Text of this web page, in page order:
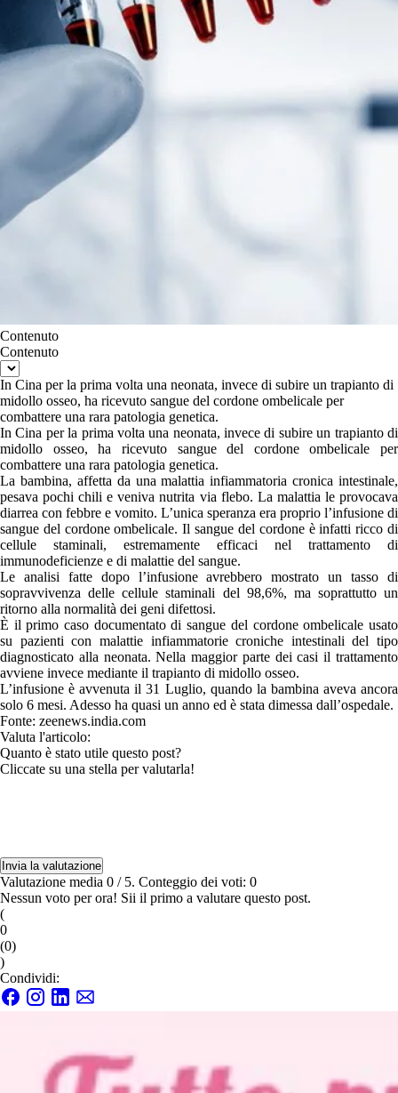
Contenuto
Contenuto
In Cina per la prima volta una neonata, invece di subire un trapianto di
midollo osseo, ha ricevuto sangue del cordone ombelicale per
combattere una rara patologia genetica.
In Cina per la prima volta una neonata, invece di subire un trapianto di
midollo osseo, ha ricevuto sangue del cordone ombelicale per
combattere una rara patologia genetica.
La bambina, affetta da una malattia infiammatoria cronica intestinale,
pesava pochi chili e veniva nutrita via flebo. La malattia le provocava
diarrea con febbre e vomito. L’unica speranza era proprio l’infusione di
sangue del cordone ombelicale. Il sangue del cordone è infatti ricco di
cellule staminali, estremamente efficaci nel trattamento di
immunodeficienze e di malattie del sangue.
Le analisi fatte dopo l’infusione avrebbero mostrato un tasso di
sopravvivenza delle cellule staminali del 98,6%, ma soprattutto un
ritorno alla normalità dei geni difettosi.
È il primo caso documentato di sangue del cordone ombelicale usato
su pazienti con malattie infiammatorie croniche intestinali del tipo
diagnosticato alla neonata. Nella maggior parte dei casi il trattamento
avviene invece mediante il trapianto di midollo osseo.
L’infusione è avvenuta il 31 Luglio, quando la bambina aveva ancora
solo 6 mesi. Adesso ha quasi un anno ed è stata dimessa dall’ospedale.
Fonte: zeenews.india.com
Valuta l'articolo:
Quanto è stato utile questo post?
Cliccate su una stella per valutarla!
Invia la valutazione
Valutazione media 0 / 5. Conteggio dei voti: 0
Nessun voto per ora! Sii il primo a valutare questo post.
(
0
(0)
)
Condividi: